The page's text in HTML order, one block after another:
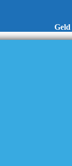
Geld